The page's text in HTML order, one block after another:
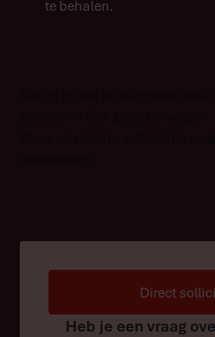
te behalen.
Direct
Heb je een vraag